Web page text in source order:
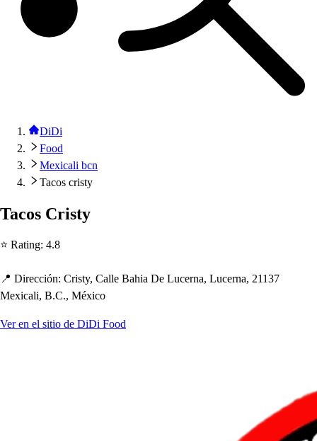
DiDi
Food
Mexicali bcn
Tacos cristy
Tacos Cristy
⭐ Rating: 4.8
📍 Dirección: Cristy, Calle Bahia De Lucerna, Lucerna, 21137
Mexicali, B.C., México
Ver en el sitio de DiDi Food